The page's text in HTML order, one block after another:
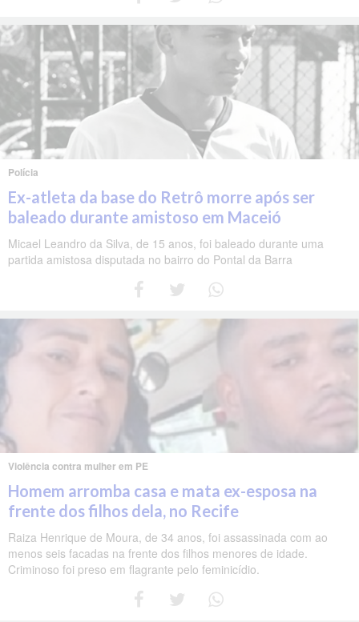
Polícia
Ex-atleta da base do Retrô morre após ser
baleado durante amistoso em Maceió
Micael Leandro da Silva, de 15 anos, foi baleado durante uma
partida amistosa disputada no bairro do Pontal da Barra
Violência contra mulher em PE
Homem arromba casa e mata ex-esposa na
frente dos filhos dela, no Recife
Raiza Henrique de Moura, de 34 anos, foi assassinada com ao
menos seis facadas na frente dos filhos menores de idade.
Criminoso foi preso em flagrante pelo feminicídio.